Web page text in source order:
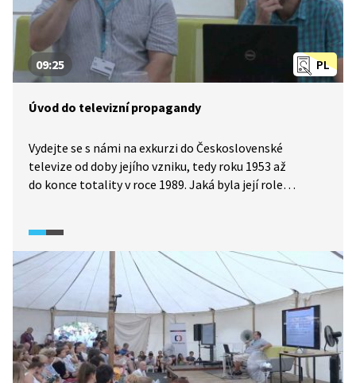
PL
09:25
Úvod do televizní propagandy
Vydejte se s námi na exkurzi do Československé
televize od doby jejího vzniku, tedy roku 1953 až
do konce totality v roce 1989. Jaká byla její role
moc. Kolik programů a televizních stanic občanům KSČ
dovolila? Je Česká televize v podstatě pokračovatelem
Československé televize?